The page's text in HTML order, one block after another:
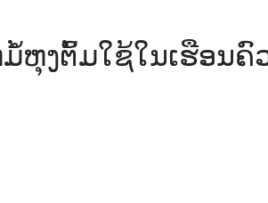
ຫຸງຕົ້ມໃຊ້ໃນເຮືອນຄົວ